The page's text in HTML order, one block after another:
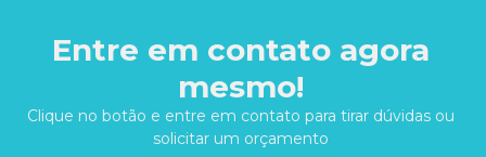
Entre em contato agora
mesmo!
Clique no botão e entre em contato para tirar dúvidas ou
solicitar um orçamento